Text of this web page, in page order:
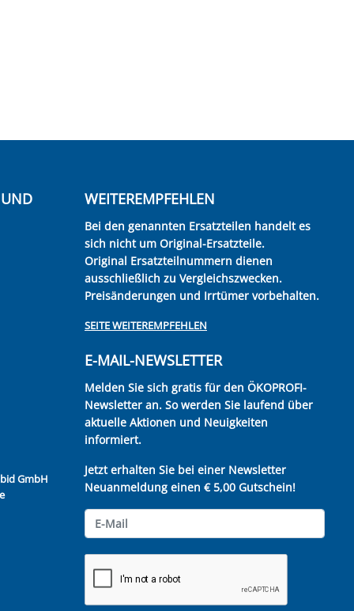
UND
GmbH
WEITEREMPFEHLEN
Bei den genannten Ersatzteilen handelt es
sich nicht um Original-Ersatzteile.
Original Ersatzteilnummern dienen
ausschließlich zu Vergleichszwecken.
Preisänderungen und Irrtümer vorbehalten.
SEITE WEITEREMPFEHLEN
E-MAIL-NEWSLETTER
Melden Sie sich gratis für den ÖKOPROFI-
Newsletter an. So werden Sie laufend über
aktuelle Aktionen und Neuigkeiten
informiert.
Jetzt erhalten Sie bei einer Newsletter
Neuanmeldung einen € 5,00 Gutschein!